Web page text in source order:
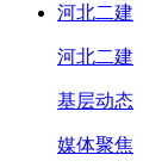
河北二建
河北二建
基层动态
媒体聚焦